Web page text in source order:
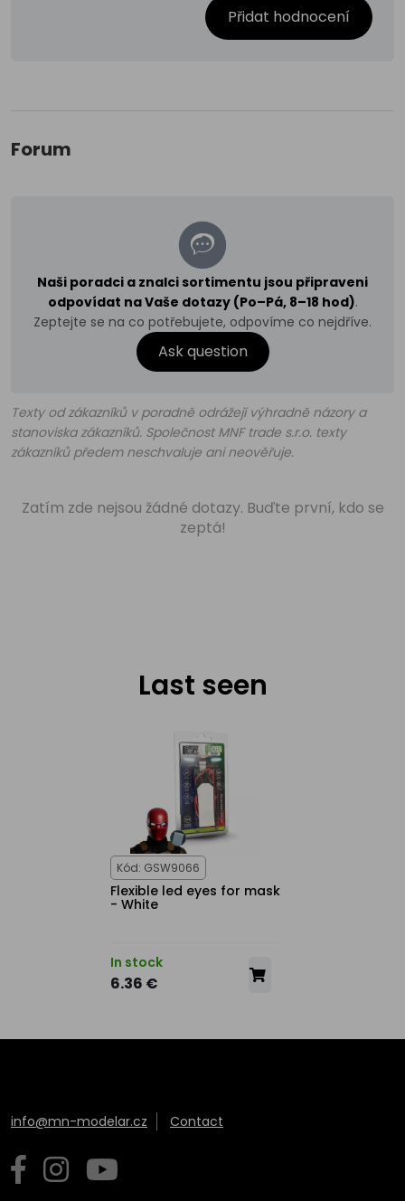
Přidat hodnocení
Forum
Naši poradci a znalci sortimentu jsou připraveni
odpovídat na Vaše dotazy (Po–Pá, 8–18 hod).
Zeptejte se na co potřebujete, odpovíme co nejdříve.
Ask question
Texty od zákazníků v poradně odrážejí výhradně názory a
stanoviska zákazníků. Společnost MNF trade s.r.o. texty
zákazníků předem neschvaluje ani neověřuje.
Zatím zde nejsou žádné dotazy. Buďte první, kdo se
zeptá!
Last seen
Kód: GSW9066
Flexible led eyes for mask
- White
In stock
6.36 €
info@mn-modelar.cz Contact